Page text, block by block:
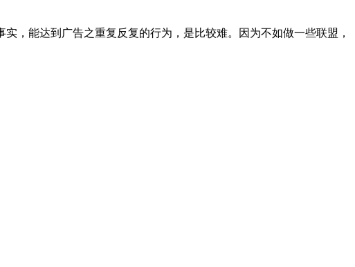
，能达到广告之重复反复的行为，是比较难。因为不如做一些联盟，